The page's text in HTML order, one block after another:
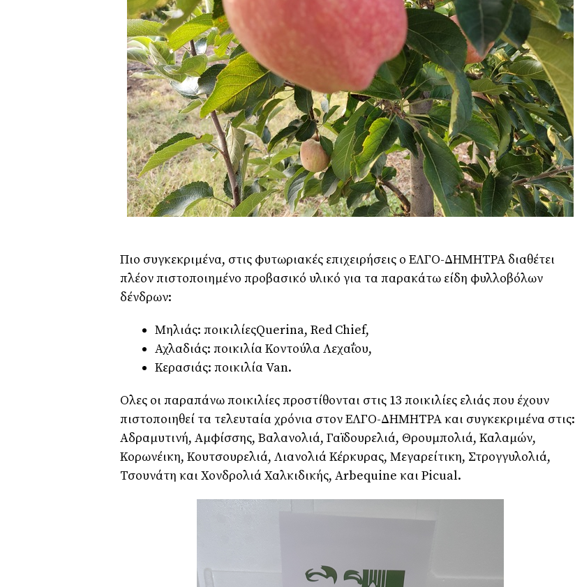
Πιο συγκεκριμένα, στις φυτωριακές επιχειρήσεις ο ΕΛΓΟ-ΔΗΜΗΤΡΑ διαθέτει
πλέον πιστοποιημένο προβασικό υλικό για τα παρακάτω είδη φυλλοβόλων
δένδρων:
Μηλιάς: ποικιλίεςQuerina, Red Chief,
Αχλαδιάς: ποικιλία Κοντούλα Λεχαΐου,
Κερασιάς: ποικιλία Van.
Ολες οι παραπάνω ποικιλίες προστίθονται στις 13 ποικιλίες ελιάς που έχουν
πιστοποιηθεί τα τελευταία χρόνια στον ΕΛΓΟ-ΔΗΜΗΤΡΑ και συγκεκριμένα στις:
Αδραμυτινή, Αμφίσσης, Βαλανολιά, Γαϊδουρελιά, Θρουμπολιά, Καλαμών,
Κορωνέικη, Κουτσουρελιά, Λιανολιά Κέρκυρας, Μεγαρείτικη, Στρογγυλολιά,
Τσουνάτη και Χονδρολιά Χαλκιδικής, Arbequine και Picual.